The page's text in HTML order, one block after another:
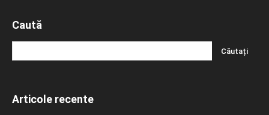
Caută
Articole recente